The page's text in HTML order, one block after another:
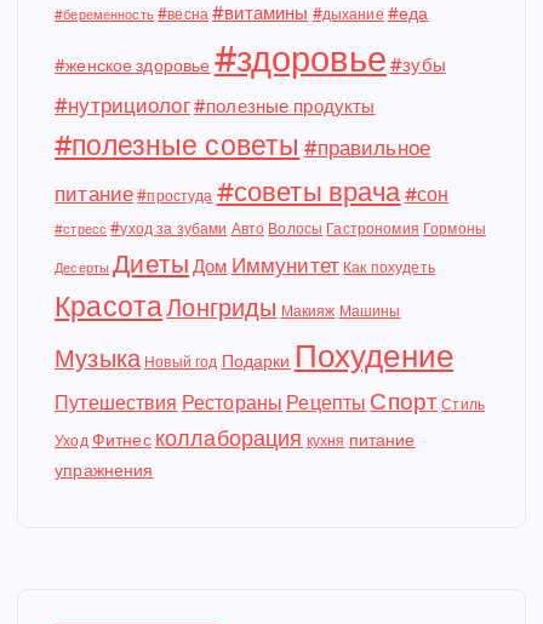
#беременность #весна #витамины #дыхание #еда
#женское здоровье #здоровье #зубы
#нутрициолог#полезные продукты
#полезные советы #правильное
питание #простуда #советы врача#сон
#стресс #уход за зубами Авто Волосы Гастрономия Гормоны
Десерты Диеты Дом Иммунитет Как похудеть
КрасотаЛонгриды Макияж Машины
Музыка Новый год Подарки Похудение
Путешествия Рестораны Рецепты Спорт Стиль
Уход Фитнес коллаборация кухня питание
упражнения